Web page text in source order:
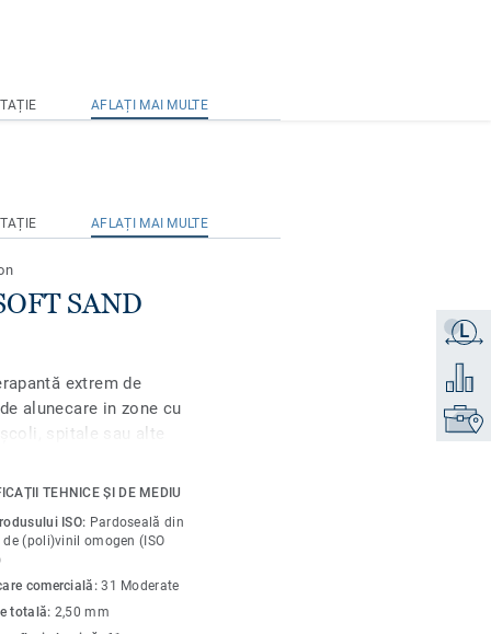
AFLAȚI MAI MULTE
L
Găsiți
AFLAȚI MAI MULTE
SAND
extrem de
alunecare in zone cu
spitale sau alte
nivel ridicat de
sunt concepute
și accesorii
TEHNICE ȘI DE MEDIU
ISO: Pardoseală din
(poli)vinil omogen (ISO
comercială:31 Moderate
totală: 2,50 mm